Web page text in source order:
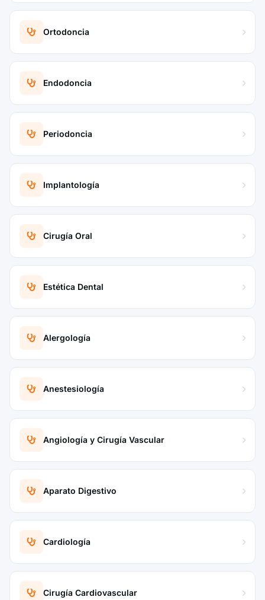
Ortodoncia
Endodoncia
Periodoncia
Implantología
Cirugía Oral
Estética Dental
Alergología
Anestesiología
Angiología y Cirugía Vascular
Aparato Digestivo
Cardiología
Cirugía Cardiovascular